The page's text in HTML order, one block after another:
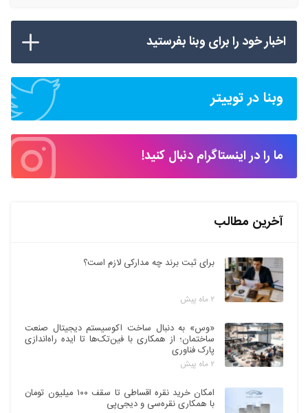
اخبار خود را برای وبنا بفرستید
وبنا در توییتر
ما را در اینستاگرام دنبال کنید!
آخرین مطالب
برای ثبت برند چه مدارکی لازم است؟
۲ ماه پیش
«وس» به دنبال ساخت اکوسیستم دیجیتال صنعت
ساختمان؛ از همکاری با فین‌تک‌ها تا ایده راه‌اندازی
پارک فناوری
۲ ماه پیش
امکان خرید نقره اقساطی تا سقف ۱۰۰ میلیون تومان
با همکاری نقره‌سی و دیجی‌پی